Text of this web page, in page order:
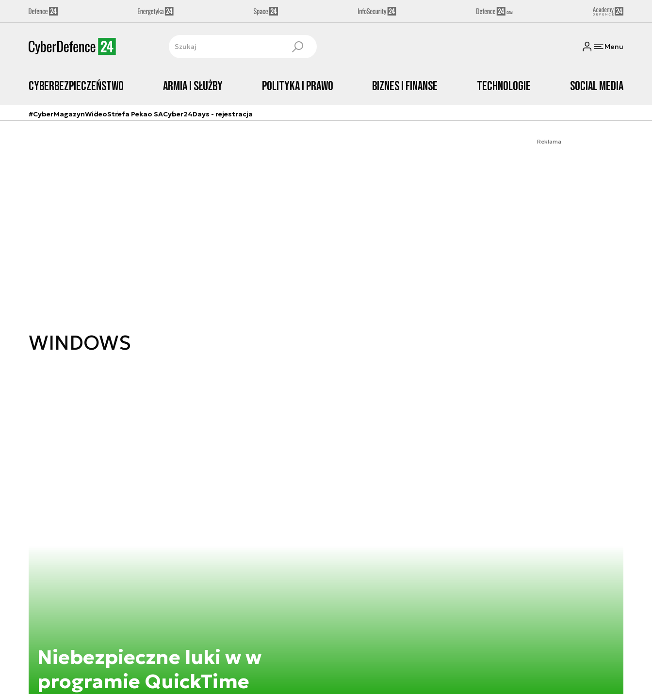
Menu
Cyberbezpieczeństwo Armia i Służby Polityka i prawo Biznes i Finanse Technologie Social media
#CyberMagazynWideoStrefa Pekao SACyber24Days - rejestracja
Reklama
WINDOWS
Niebezpieczne luki w w
programie QuickTime